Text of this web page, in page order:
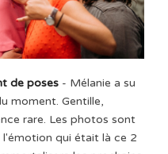
de poses- Mélanie a su
moment. Gentille,
rare. Les photos sont
qui était là ce 2